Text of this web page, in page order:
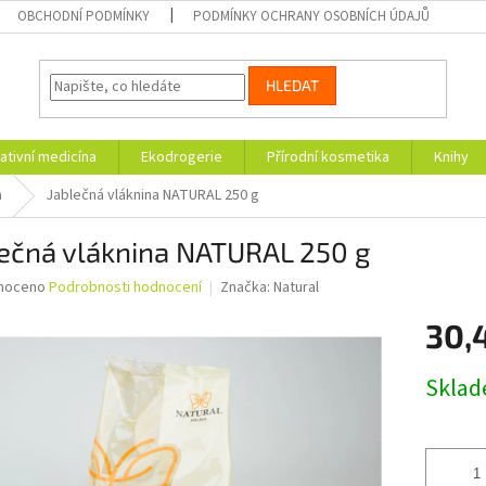
OBCHODNÍ PODMÍNKY PODMÍNKY OCHRANY OSOBNÍCH ÚDAJŮ
HLEDAT
medicína Ekodrogerie Přírodní kosmetika Knihy
Jablečná vláknina NATURAL 250 g
vláknina NATURAL 250 g
Podrobnosti hodnocení Značka: Natural
cena: